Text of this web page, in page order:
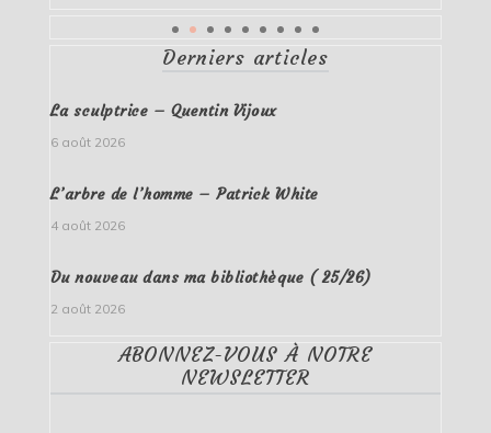
Derniers articles
La sculptrice – Quentin Vijoux
6 août 2026
L’arbre de l’homme – Patrick White
4 août 2026
Du nouveau dans ma bibliothèque ( 25/26)
2 août 2026
ABONNEZ-VOUS À NOTRE
NEWSLETTER